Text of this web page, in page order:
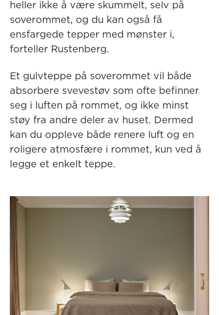
heller ikke å være skummelt, selv på
soverommet, og du kan også få
ensfargede tepper med mønster i,
forteller Rustenberg.
Et gulvteppe på soverommet vil både
absorbere svevestøv som ofte befinner
seg i luften på rommet, og ikke minst
støy fra andre deler av huset. Dermed
kan du oppleve både renere luft og en
roligere atmosfære i rommet, kun ved å
legge et enkelt teppe.